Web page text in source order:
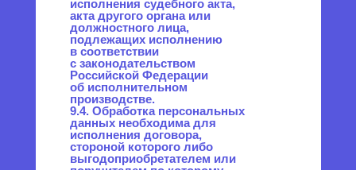
данных Оператором. Политика
действует бессрочно
до замены ее новой версией.
14.3. Актуальная версия
Политики в свободном
доступе расположена в сети
Интернет по адресу
https://promo.positron.pro.